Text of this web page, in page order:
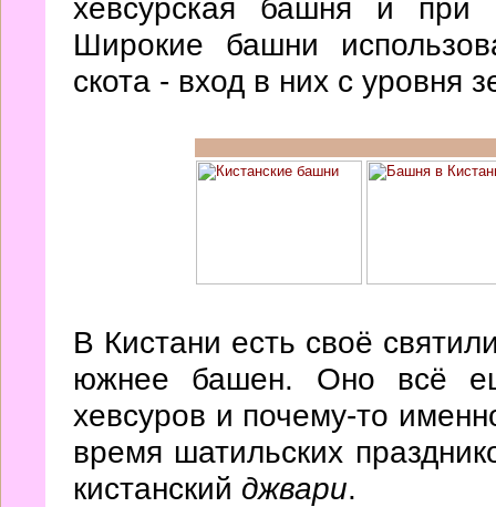
хевсурская башня и
Широкие башни
скота - вход в них с уровня
В Кистани есть своё
южнее башен. Оно всё
хевсуров и почему-то
время шатильских
кистанский джвари.